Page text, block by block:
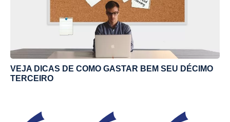
VEJA DICAS DE COMO GASTAR BEM SEU DÉCIMO
TERCEIRO